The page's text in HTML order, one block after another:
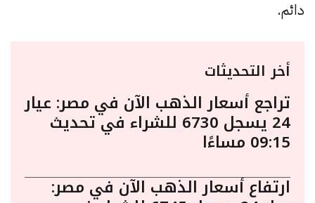
دائم.
أخر التحديثات
تراجع أسعار الذهب الآن في مصر: عيار
24 يسجل 6730 للشراء في تحديث
09:15 مساءًا
ارتفاع أسعار الذهب الآن في مصر: